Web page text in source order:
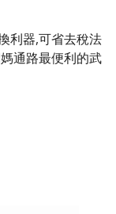
利器,可省去稅法
通路最便利的武